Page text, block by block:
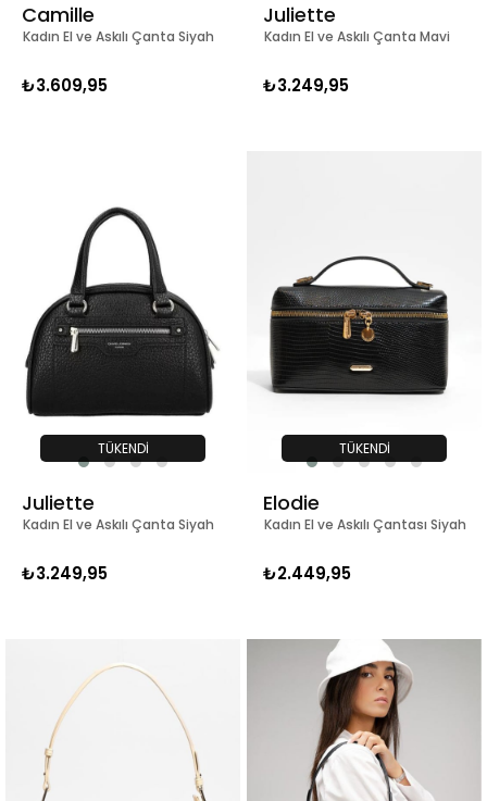
Kadın El ve Askılı Çanta Siyah
Camille
₺3.609,95
Kadın El ve Askılı Çanta Mavi
Juliette
₺3.249,95
TÜKENDI
Kadın El ve Askılı Çanta Siyah
Juliette
₺3.249,95
TÜKENDI
Kadın El ve Askılı Çantası Siyah
Elodie
₺2.449,95